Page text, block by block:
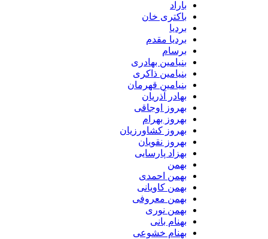
باکتری خان
بردیا مقدم
بنیامین بهادری
بنیامین ذاکری
بنیامین قهرمان
بهادر آذریان
بهروز اوجاقی
بهروز بهرام
بهروز کشاورزیان
بهروز نقویان
بهزاد پارسایی
بهمن احمدی
بهمن کاویانی
بهمن معروفی
بهمن نوری
بهنام بانی
بهنام خشوعی